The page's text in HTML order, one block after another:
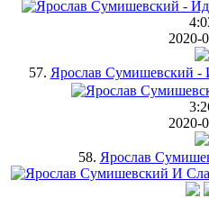
2020-
57. Ярослав Сумишевский -
2020-
58. Ярослав